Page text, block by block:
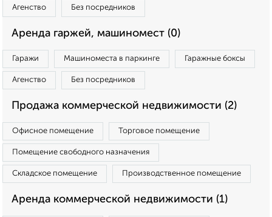
Агенство Без посредников
Аренда гаржей, машиномест (0)
Гаражи Машиноместа в паркинге Гаражные боксы
Агенство Без посредников
Продажа коммерческой недвижимости (2)
Офисное помещение Торговое помещение
Помещение свободного назначения
Складское помещение Производственное помещение
Аренда коммерческой недвижимости (1)